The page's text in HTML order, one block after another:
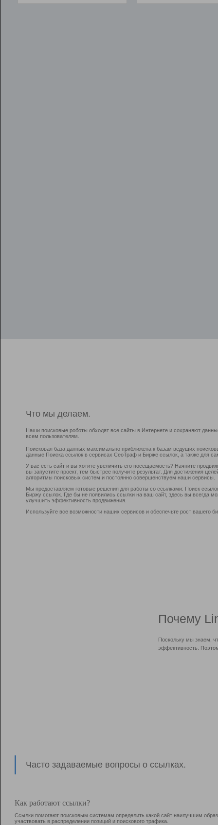
Что мы делаем.
Наши поисковые роботы обходят все сайты в Интернете и сохраняют
всем пользователям.
Поисковая база данных максимально приближена к базам ведущих
данные Поиска ссылок в сервисах СеоТраф и Бирже ссылок, а также для
У вас есть сайт и вы хотите увеличить его посещаемость? Начните
вы запустите проект, тем быстрее получите результат. Для достижения
алгоритмы поисковых систем и постоянно совершенствуем наши сервисы.
Мы предоставляем готовые решения для работы со ссылками: Поиск
Биржу ссылок. Где бы не появились ссылки на ваш сайт, здесь вы всегда
улучшить эффективность продвижения.
Используйте все возможности наших сервисов и обеспечьте рост вашего
Почему
Поскольку мы знаем,
эффективность.
Часто задаваемые вопросы о ссылках.
Как работают ссылки?
Ссылки помогают поисковым системам определить какой сайт наилучшим
участвовать в раcпределении позиций и поискового трафика.